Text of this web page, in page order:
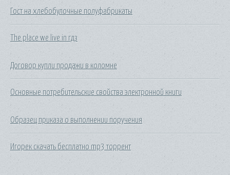
Гост на хлебобулочные полуфабрикаты
The place we live in гдз
Договор купли продажи в коломне
Основные потребительские свойства электронной книги
Образец приказа о выполнении поручения
Игорек скачать бесплатно mp3 торрент